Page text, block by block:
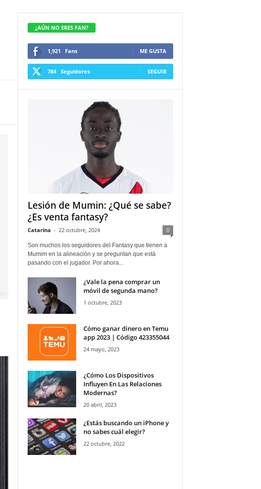
¿AÚN NO ERES FAN?
1,921 Fans ME GUSTA
784 Seguidores SEGUIR
Lesión de Mumin: ¿Qué se sabe?
¿Es venta fantasy?
Catarina - 22 octubre, 2024 0
Son muchos los seguidores del Fantasy que tienen a
Mumim en la alineación y se preguntan que está
pasando con el jugador. Por ahora...
¿Vale la pena comprar un
móvil de segunda mano?
1 octubre, 2023
Cómo ganar dinero en Temu
app 2023 | Código 423355044
24 mayo, 2023
¿Cómo Los Dispositivos
Influyen En Las Relaciones
Modernas?
20 abril, 2023
¿Estás buscando un iPhone y
no sabes cuál elegir?
22 octubre, 2022